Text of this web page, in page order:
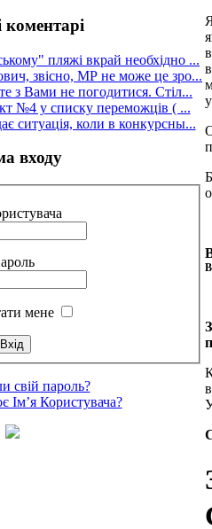
коментарі
пляжі вкрай необхідно ...
звісно, МР не може це зро...
з Вами не погодитися. Стіл...
№4 у списку переможців ( ...
ситуація, коли в конкурсны...
входу
мене
свій пароль?
Ім’я Користувача?